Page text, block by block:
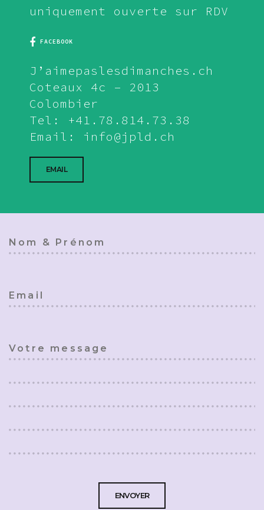
uniquement ouverte sur RDV
FACEBOOK
J’aimepaslesdimanches.ch
Coteaux 4c – 2013
Colombier
Tel: +41.78.814.73.38
Email: info@jpld.ch
EMAIL